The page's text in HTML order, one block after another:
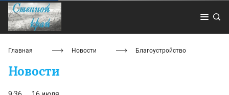
Главная Новости Благоустройство
Новости